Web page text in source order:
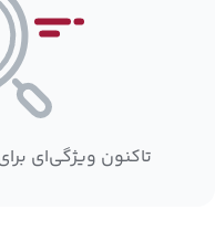
تاکنون ویژگی‌ای